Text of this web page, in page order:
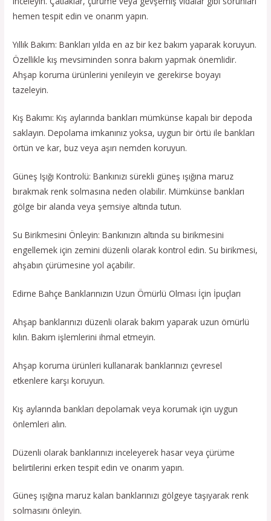
hemen tespit edin ve onarım yapın.
Yıllık Bakım: Bankları yılda en az bir kez bakım yaparak koruyun.
Özellikle kış mevsiminden sonra bakım yapmak önemlidir.
Ahşap koruma ürünlerini yenileyin ve gerekirse boyayı
tazeleyin.
Kış Bakımı: Kış aylarında bankları mümkünse kapalı bir depoda
saklayın. Depolama imkanınız yoksa, uygun bir örtü ile bankları
örtün ve kar, buz veya aşırı nemden koruyun.
Güneş Işığı Kontrolü: Bankınızı sürekli güneş ışığına maruz
bırakmak renk solmasına neden olabilir. Mümkünse bankları
gölge bir alanda veya şemsiye altında tutun.
Su Birikmesini Önleyin: Bankınızın altında su birikmesini
engellemek için zemini düzenli olarak kontrol edin. Su birikmesi,
ahşabın çürümesine yol açabilir.
Edirne Bahçe Banklarınızın Uzun Ömürlü Olması İçin İpuçları
Ahşap banklarınızı düzenli olarak bakım yaparak uzun ömürlü
kılın. Bakım işlemlerini ihmal etmeyin.
Ahşap koruma ürünleri kullanarak banklarınızı çevresel
etkenlere karşı koruyun.
Kış aylarında bankları depolamak veya korumak için uygun
önlemleri alın.
Düzenli olarak banklarınızı inceleyerek hasar veya çürüme
belirtilerini erken tespit edin ve onarım yapın.
Güneş ışığına maruz kalan banklarınızı gölgeye taşıyarak renk
solmasını önleyin.